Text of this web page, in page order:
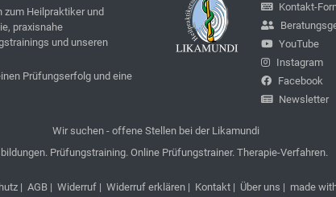
zum Heilpraktiker und
praxisnahe
und unseren
Prüfungserfolg und eine
Kontakt-
YouTube
Instagram
Facebook
Newsletter
Wir suchen - offene Stellen bei der Likamundi
Prüfungstraining. Online Prüfungstrainer. Therapie-Verfahren.
| AGB | Widerruf | Widerruf erklären | Kontakt | Über uns | made